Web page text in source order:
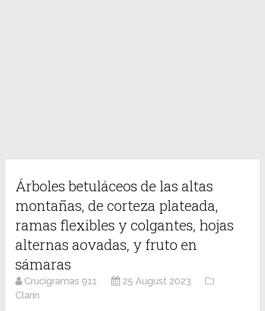
Árboles betuláceos de las altas
montañas, de corteza plateada,
ramas flexibles y colgantes, hojas
alternas aovadas, y fruto en
sámaras
Crucigramas 911
25 August 2023
Clarín